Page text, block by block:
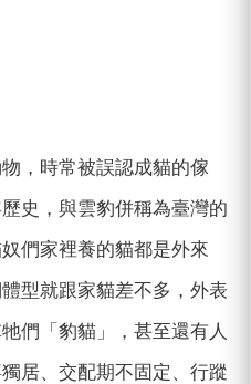
，時常被誤認成貓的傢
史，與雲豹併稱為臺灣的
們家裡養的貓都是外來
型就跟家貓差不多，外表
們「豹貓」，甚至還有人
居、交配期不固定、行蹤